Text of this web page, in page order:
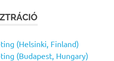
(Helsinki, Finland)
(Budapest, Hungary)